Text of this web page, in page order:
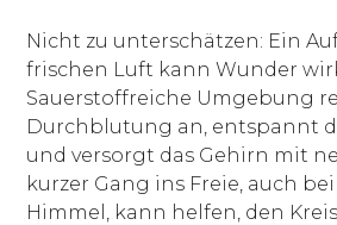
Nicht zu unterschätzen: Ein
frischen Luft kann Wunder
Sauerstoffreiche Umgebung
Durchblutung an, entspannt
und versorgt das Gehirn mit
kurzer Gang ins Freie, auch
Himmel, kann helfen, den